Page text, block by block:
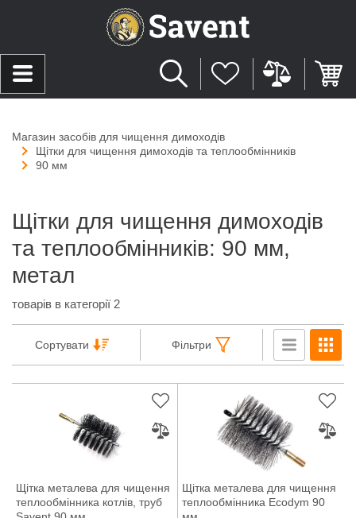
Магазин засобів для чищення димоходів
Щітки для чищення димоходів та теплообмінників
90 мм
Щітки для чищення димоходів
та теплообмінників: 90 мм,
метал
товарів в категорії 2
Сортувати Фільтри
Щітка металева для чищення
теплообмінника котлів, труб
Щітка металева для чищення
теплообмінника Ecodym 90